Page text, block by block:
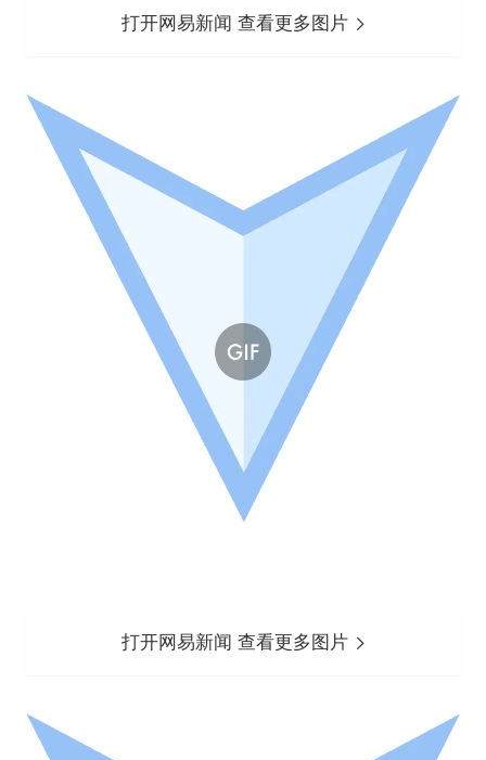
打开网易新闻 查看更多图片
打开网易新闻 查看更多图片